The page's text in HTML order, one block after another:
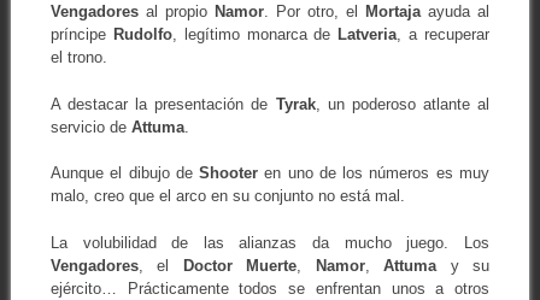
Vengadoresal propio Namor. Por otro, el Mortajaayuda al
príncipe Rudolfo, legítimo monarca de Latveria, a recuperar
el trono.
A destacar la presentación de Tyrak, un poderoso atlante al
servicio de Attuma.
Aunque el dibujo deShooter en uno de los números es muy
malo, creo que el arco en su conjunto no está mal.
La volubilidad de las alianzas da mucho juego. Los
Vengadores, el Doctor Muerte Namor,Attuma y su
ejército… Prácticamente todos se enfrentan unos a otros